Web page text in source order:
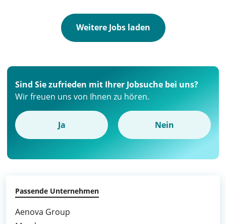
Weitere Jobs laden
Sind Sie zufrieden mit Ihrer Jobsuche bei uns?
Wir freuen uns von Ihnen zu hören.
Ja Nein
Passende Unternehmen
Aenova Group